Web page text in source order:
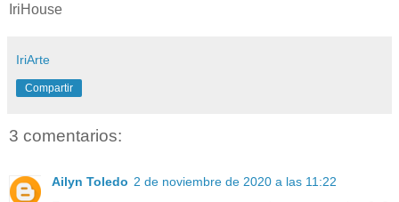
IriHouse
IriArte
Compartir
3 comentarios:
Ailyn Toledo 2 de noviembre de 2020 a las 11:22